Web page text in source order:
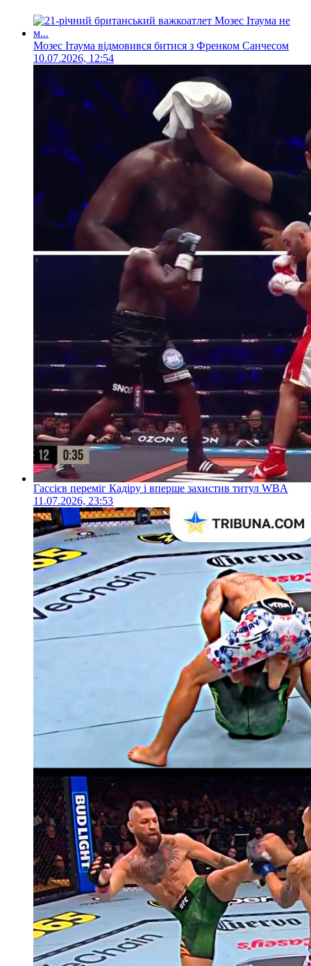
Мозес Ітаума відмовився битися з Френком Санчесом
10.07.2026, 12:54
Гассієв переміг Кадіру і вперше захистив титул WBA
11.07.2026, 23:53